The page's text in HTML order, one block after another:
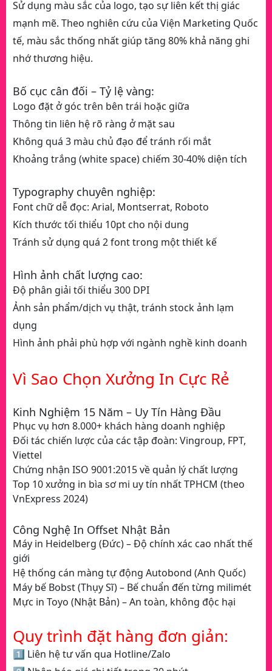
Sử dụng màu sắc của logo, tạo sự liên kết thị giác
mạnh mẽ. Theo nghiên cứu của Viện Marketing Quốc
tế, màu sắc thống nhất giúp tăng 80% khả năng ghi
nhớ thương hiệu.
Bố cục cân đối – Tỷ lệ vàng:
Logo đặt ở góc trên bên trái hoặc giữa
Thông tin liên hệ rõ ràng ở mặt sau
Không quá 3 màu chủ đạo để tránh rối mắt
Khoảng trắng (white space) chiếm 30-40% diện tích
Typography chuyên nghiệp:
Font chữ dễ đọc: Arial, Montserrat, Roboto
Kích thước tối thiểu 10pt cho nội dung
Tránh sử dụng quá 2 font trong một thiết kế
Hình ảnh chất lượng cao:
Độ phân giải tối thiểu 300 DPI
Ảnh sản phẩm/dịch vụ thật, tránh stock ảnh lạm
dụng
Hình ảnh phải phù hợp với ngành nghề kinh doanh
Vì Sao Chọn Xưởng In Cực Rẻ
Kinh Nghiệm 15 Năm – Uy Tín Hàng Đầu
Phục vụ hơn 8.000+ khách hàng doanh nghiệp
Đối tác chiến lược của các tập đoàn: Vingroup, FPT,
Viettel
Chứng nhận ISO 9001:2015 về quản lý chất lượng
Top 10 xưởng in bìa sơ mi uy tín nhất TPHCM (theo
VnExpress 2024)
Công Nghệ In Offset Nhật Bản
Máy in Heidelberg (Đức) – Độ chính xác cao nhất thế
giới
Hệ thống cán màng tự động Autobond (Anh Quốc)
Máy bế Bobst (Thụy Sĩ) – Bế chuẩn đến từng milimét
Mực in Toyo (Nhật Bản) – An toàn, không độc hại
Quy trình đặt hàng đơn giản:
1️⃣ Liên hệ tư vấn qua Hotline/Zalo